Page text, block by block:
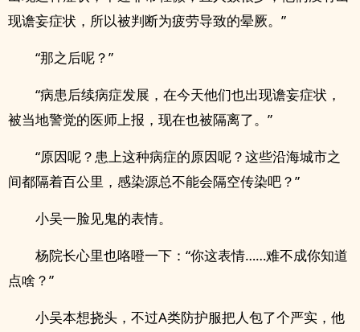
现谵妄症状，所以被判断为疲劳导致的晕厥。”
“那之后呢？”
“病患后续病症发展，在今天他们也出现谵妄症状，
被当地警觉的医师上报，现在也被隔离了。”
“原因呢？患上这种病症的原因呢？这些沿海城市之
间都隔着百公里，感染源总不能会隔空传染吧？”
小吴一脸见鬼的表情。
杨院长心里也咯噔一下：“你这表情……难不成你知道
点啥？”
小吴本想挠头，不过A类防护服把人包了个严实，他